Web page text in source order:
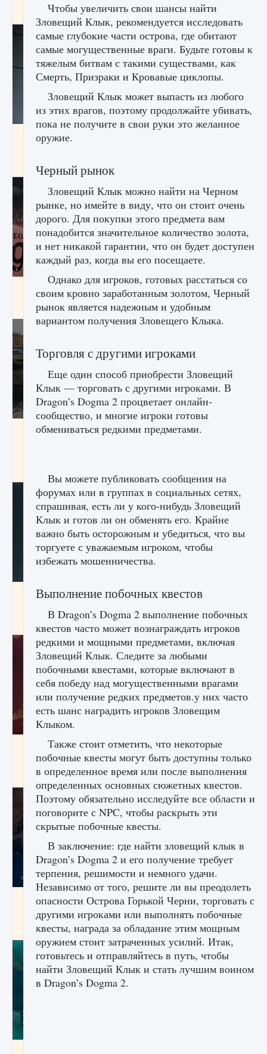
9 августа 2024 2 711 0 0
Все новые функции в режиме карьеры EA
FC 25
9 августа 2024
Входят ли «Милан» и «Интер» в EA FC 25
9 августа 2024 2 064 0 1
Как исправить текстовую ошибку
Как проверить статус сервера Delta Force
9 августа 2024
Как приручить существ джунглей Нари в
игре Creatures of Ava
9 августа 2024 1 218 0 0
Как разблокировать заклинание Крист в
9 августа 2024 1 393 0 0
Чтобы увеличить свои шансы найти
Зловещий Клык, рекомендуется исследовать
самые глубокие части острова, где обитают
самые могущественные враги. Будьте готовы к
тяжелым битвам с такими существами, как
Смерть, Призраки и Кровавые циклопы.
Зловещий Клык может выпасть из любого
из этих врагов, поэтому продолжайте убивать,
пока не получите в свои руки это желанное
оружие.
Черный рынок
Зловещий Клык можно найти на Черном
рынке, но имейте в виду, что он стоит очень
дорого. Для покупки этого предмета вам
понадобится значительное количество золота,
и нет никакой гарантии, что он будет доступен
каждый раз, когда вы его посещаете.
Однако для игроков, готовых расстаться со
своим кровно заработанным золотом, Черный
рынок является надежным и удобным
вариантом получения Зловещего Клыка.
Торговля с другими игроками
Еще один способ приобрести Зловещий
Клык — торговать с другими игроками. В
Dragon’s Dogma 2 процветает онлайн-
сообщество, и многие игроки готовы
обмениваться редкими предметами.
Вы можете публиковать сообщения на
форумах или в группах в социальных сетях,
спрашивая, есть ли у кого-нибудь Зловещий
Клык и готов ли он обменять его. Крайне
важно быть осторожным и убедиться, что вы
торгуете с уважаемым игроком, чтобы
избежать мошенничества.
Выполнение побочных квестов
В Dragon’s Dogma 2 выполнение побочных
квестов часто может вознаграждать игроков
редкими и мощными предметами, включая
Зловещий Клык. Следите за любыми
побочными квестами, которые включают в
себя победу над могущественными врагами
или получение редких предметов.у них часто
есть шанс наградить игроков Зловещим
Клыком.
Также стоит отметить, что некоторые
побочные квесты могут быть доступны только
в определенное время или после выполнения
определенных основных сюжетных квестов.
Поэтому обязательно исследуйте все области и
поговорите с NPC, чтобы раскрыть эти
скрытые побочные квесты.
В заключение: где найти зловещий клык в
Dragon’s Dogma 2 и его получение требует
терпения, решимости и немного удачи.
Независимо от того, решите ли вы преодолеть
опасности Острова Горькой Черни, торговать с
другими игроками или выполнять побочные
квесты, награда за обладание этим мощным
оружием стоит затраченных усилий. Итак,
готовьтесь и отправляйтесь в путь, чтобы
найти Зловещий Клык и стать лучшим воином
в Dragon’s Dogma 2.